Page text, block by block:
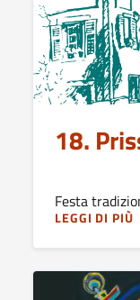
18.
Festa
LEGGI DI PIÙ